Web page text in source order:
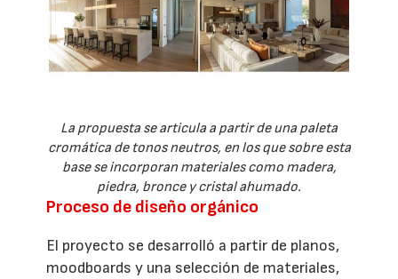
La propuesta se articula a partir de una paleta
cromática de tonos neutros, en los que sobre esta
base se incorporan materiales como madera,
piedra, bronce y cristal ahumado.
Proceso de diseño orgánico
El proyecto se desarrolló a partir de planos,
moodboards y una selección de materiales,